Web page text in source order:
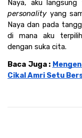
personality yang
Naya dan pada
di mana aku
dengan suka cita.
Baca Juga :
Cikal Amri Setu